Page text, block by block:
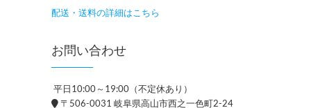
配送・送料の詳細はこちら
お問い合わせ
平日10:00～19:00（不定休あり）
〒506-0031 岐阜県高山市西之一色町2-24